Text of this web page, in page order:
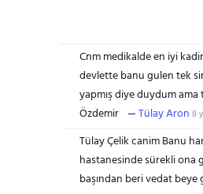
Cnm medikalde en iyi
devlette banu gulen tek
yapmış diye duydum
Özdemir
Tülay Aron 8
Tülay Çelik canim Banu
hastanesinde sürekli ona
başından beri vedat